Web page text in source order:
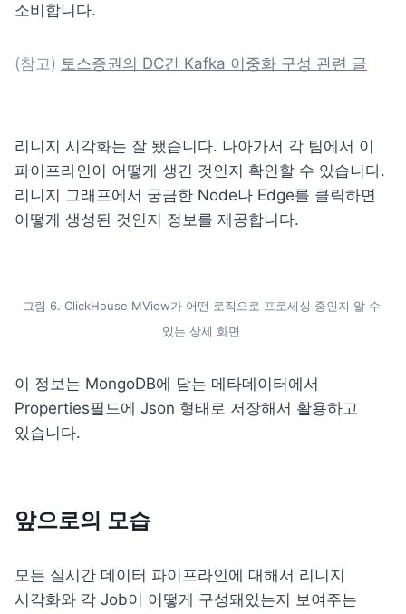
소비합니다.
(참고) 토스증권의 DC간 Kafka 이중화 구성 관련 글
리니지 시각화는 잘 됐습니다. 나아가서 각 팀에서 이
파이프라인이 어떻게 생긴 것인지 확인할 수 있습니다.
리니지 그래프에서 궁금한 Node나 Edge를 클릭하면
어떻게 생성된 것인지 정보를 제공합니다.
그림 6. ClickHouse MView가 어떤 로직으로 프로세싱 중인지 알 수
있는 상세 화면
이 정보는 MongoDB에 담는 메타데이터에서
Properties필드에 Json 형태로 저장해서 활용하고
있습니다.
앞으로의 모습
모든 실시간 데이터 파이프라인에 대해서 리니지
시각화와 각 Job이 어떻게 구성돼있는지 보여주는